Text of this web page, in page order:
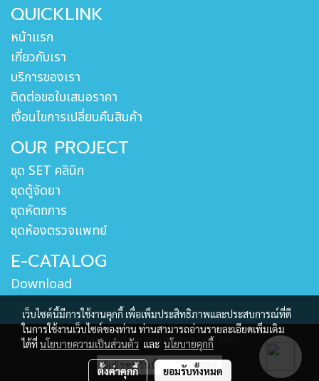
QUICKLINK
หน้าแรก
เกี่ยวกับเรา
บริการของเรา
ติดต่อขอใบเสนอราคา
เงื่อนไขการเปลี่ยนคืนสินค้า
OUR PROJECT
ชุด SET คลินิก
ชุดตู้จัดยา
ชุดหัตถการ
ชุดห้องตรวจแพทย์
E-CATALOG
Download
Copyright by mydoctormate.com
ผู้เข้าชมวันนี้
1,889
เว็บไซต์นี้มีการใช้งานคุกกี้ เพื่อเพิ่มประสิทธิภาพและประสบการณ์ที่ดี
ในการใช้งานเว็บไซต์ของท่าน ท่านสามารถอ่านรายละเอียดเพิ่มเติม
ได้ที่นโยบายความเป็นส่วนตัว และ นโยบายคุกกี้
ตั้งค่าคุกกี้ ยอมรับทั้งหมด